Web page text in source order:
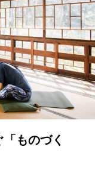
ものづく